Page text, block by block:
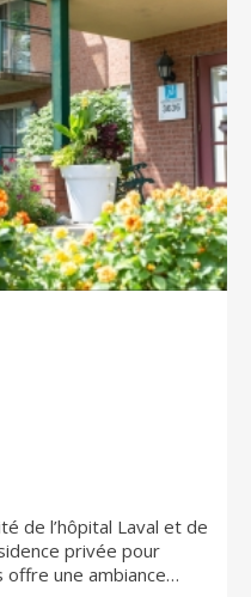
de l’hôpital Laval et de
privée pour
une ambiance